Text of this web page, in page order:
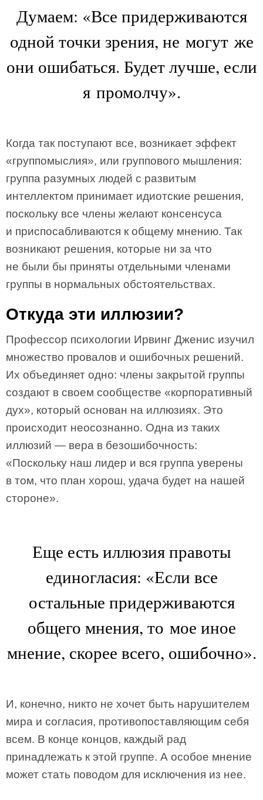
Думаем: «Все придерживаются
одной точки зрения, не могут же
они ошибаться. Будет лучше, если
я промолчу».
Когда так поступают все, возникает эффект
«группомыслия», или группового мышления:
группа разумных людей с развитым
интеллектом принимает идиотские решения,
поскольку все члены желают консенсуса
и приспосабливаются к общему мнению. Так
возникают решения, которые ни за что
не были бы приняты отдельными членами
группы в нормальных обстоятельствах.
Откуда эти иллюзии?
Профессор психологии Ирвинг Дженис изучил
множество провалов и ошибочных решений.
Их объединяет одно: члены закрытой группы
создают в своем сообществе «корпоративный
дух», который основан на иллюзиях. Это
происходит неосознанно. Одна из таких
иллюзий — вера в безошибочность:
«Поскольку наш лидер и вся группа уверены
в том, что план хорош, удача будет на нашей
стороне».
Еще есть иллюзия правоты
единогласия: «Если все
остальные придерживаются
общего мнения, то мое иное
мнение, скорее всего, ошибочно».
И, конечно, никто не хочет быть нарушителем
мира и согласия, противопоставляющим себя
всем. В конце концов, каждый рад
принадлежать к этой группе. А особое мнение
может стать поводом для исключения из нее.